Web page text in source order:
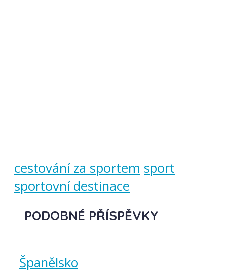
cestování za sportem sport
sportovní destinace
PODOBNÉ PŘÍSPĚVKY
Španělsko